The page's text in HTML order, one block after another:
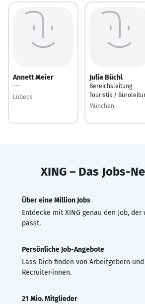
Annett Meier
---
Lübeck
Julia Büchl
Bereichsleitung
Touristik /
München
XING – Das Jobs-
Über eine Million Jobs
Entdecke mit XING genau den Job,
passt.
Persönliche Job-Angebote
Lass Dich finden von Arbeitgebern
Recruiter·innen.
21 Mio. Mitglieder